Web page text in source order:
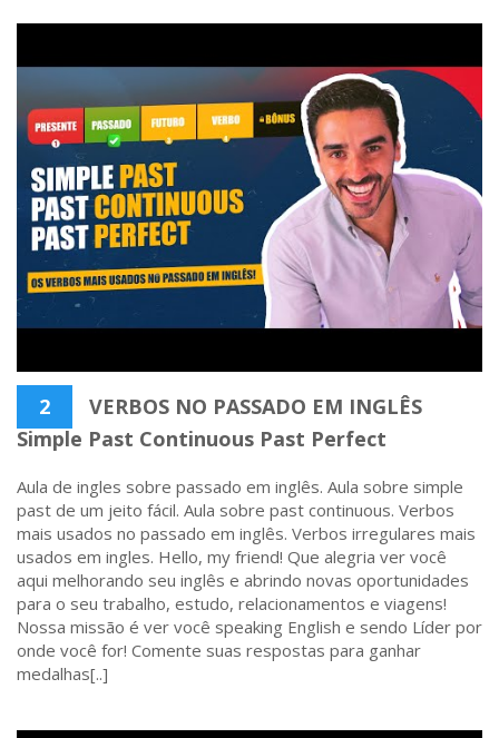
2
VERBOS NO PASSADO EM INGLÊS
Simple Past Continuous Past Perfect
Aula de ingles sobre passado em inglês. Aula sobre simple
past de um jeito fácil. Aula sobre past continuous. Verbos
mais usados no passado em inglês. Verbos irregulares mais
usados em ingles. Hello, my friend! Que alegria ver você
aqui melhorando seu inglês e abrindo novas oportunidades
para o seu trabalho, estudo, relacionamentos e viagens!
Nossa missão é ver você speaking English e sendo Líder por
onde você for! Comente suas respostas para ganhar
medalhas[..]